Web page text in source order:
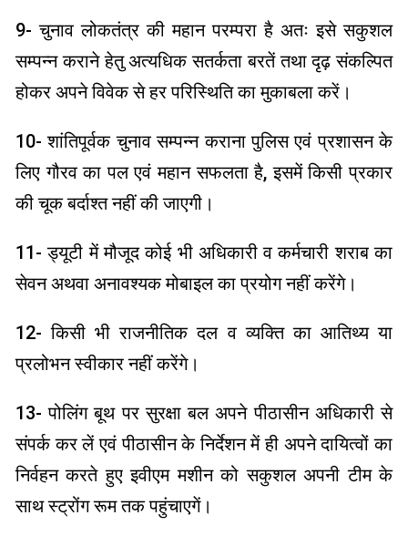
9- चुनाव लोकतंत्र की महान परम्परा है अतः इसे सकुशल
सम्पन्न कराने हेतु अत्यधिक सतर्कता बरतें तथा दृढ़ संकल्पित
होकर अपने विवेक से हर परिस्थिति का मुकाबला करें।
10- शांतिपूर्वक चुनाव सम्पन्न कराना पुलिस एवं प्रशासन के
लिए गौरव का पल एवं महान सफलता है, इसमें किसी प्रकार
की चूक बर्दाश्त नहीं की जाएगी।
11- ड्यूटी में मौजूद कोई भी अधिकारी व कर्मचारी शराब का
सेवन अथवा अनावश्यक मोबाइल का प्रयोग नहीं करेंगे।
12- किसी भी राजनीतिक दल व व्यक्ति का आतिथ्य या
प्रलोभन स्वीकार नहीं करेंगे।
13- पोलिंग बूथ पर सुरक्षा बल अपने पीठासीन अधिकारी से
संपर्क कर लें एवं पीठासीन के निर्देशन में ही अपने दायित्वों का
निर्वहन करते हुए इवीएम मशीन को सकुशल अपनी टीम के
साथ स्ट्रोंग रूम तक पहुंचाएगें।